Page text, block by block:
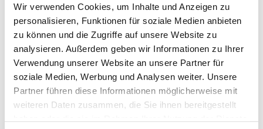
Wir verwenden Cookies, um Inhalte und Anzeigen zu
personalisieren, Funktionen für soziale Medien anbieten
zu können und die Zugriffe auf unsere Website zu
analysieren. Außerdem geben wir Informationen zu Ihrer
Verwendung unserer Website an unsere Partner für
soziale Medien, Werbung und Analysen weiter. Unsere
Partner führen diese Informationen möglicherweise mit
weiteren Daten zusammen, die Sie ihnen bereitgestellt
Persönliche Betreuung durch dein PSH-Team vor Ort
Teamgeist & gelebte Loyalität im täglichen
Miteinander
Ansprechpartner
Patricia Scharnhorst
Recruiting
05021 / 8 65 07 - 50